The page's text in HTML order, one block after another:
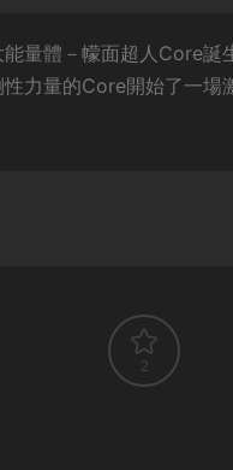
量體－幪面超人Core
力量的Core開始了一
2